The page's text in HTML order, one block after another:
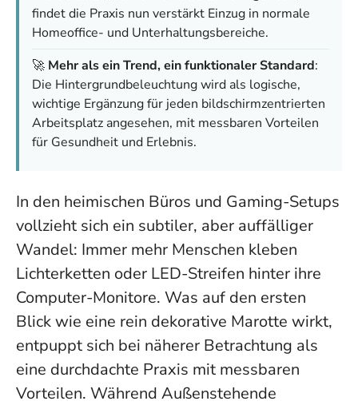
findet die Praxis nun verstärkt Einzug in normale
Homeoffice- und Unterhaltungsbereiche.
🚀 Mehr als ein Trend, ein funktionaler Standard:
Die Hintergrundbeleuchtung wird als logische,
wichtige Ergänzung für jeden bildschirmzentrierten
Arbeitsplatz angesehen, mit messbaren Vorteilen
für Gesundheit und Erlebnis.
In den heimischen Büros und Gaming-Setups
vollzieht sich ein subtiler, aber auffälliger
Wandel: Immer mehr Menschen kleben
Lichterketten oder LED-Streifen hinter ihre
Computer-Monitore. Was auf den ersten
Blick wie eine rein dekorative Marotte wirkt,
entpuppt sich bei näherer Betrachtung als
eine durchdachte Praxis mit messbaren
Vorteilen. Während Außenstehende